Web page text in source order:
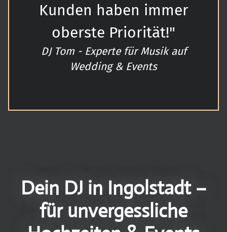
Kunden haben immer
oberste Priorität!"
DJ Tom - Experte für Musik auf
Wedding & Events
Dein DJ in Ingolstadt –
für unvergessliche